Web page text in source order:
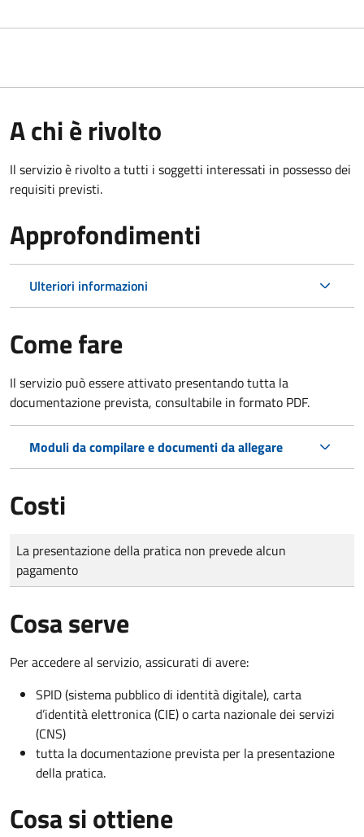
A chi è rivolto
Il servizio è rivolto a tutti i soggetti interessati in possesso dei
requisiti previsti.
Approfondimenti
Ulteriori informazioni
Come fare
Il servizio può essere attivato presentando tutta la
documentazione prevista, consultabile in formato PDF.
Moduli da compilare e documenti da allegare
Costi
Tipo di pagamento
Importo
La presentazione della pratica non prevede alcun
pagamento
Cosa serve
Per accedere al servizio, assicurati di avere:
SPID (sistema pubblico di identità digitale), carta
d’identità elettronica (CIE) o carta nazionale dei servizi
(CNS)
tutta la documentazione prevista per la presentazione
della pratica.
Cosa si ottiene